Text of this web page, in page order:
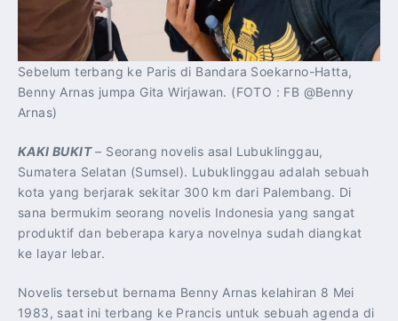
Sebelum terbang ke Paris di Bandara Soekarno-Hatta,
Benny Arnas jumpa Gita Wirjawan. (FOTO : FB @Benny
Arnas)
KAKI BUKIT– Seorang novelis asal Lubuklinggau,
Sumatera Selatan (Sumsel). Lubuklinggau adalah sebuah
kota yang berjarak sekitar 300 km dari Palembang. Di
sana bermukim seorang novelis Indonesia yang sangat
produktif dan beberapa karya novelnya sudah diangkat
ke layar lebar.
Novelis tersebut bernama Benny Arnas kelahiran 8 Mei
1983, saat ini terbang ke Prancis untuk sebuah agenda di